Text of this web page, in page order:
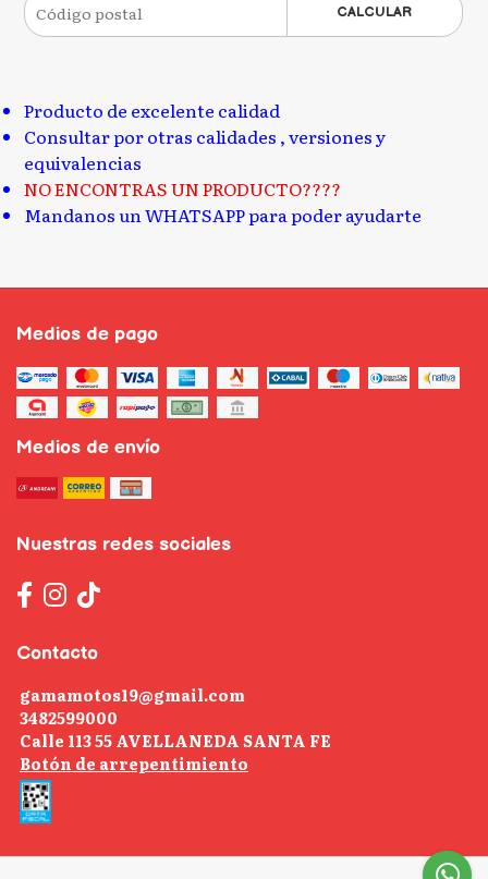
CALCULAR
Producto de excelente calidad
Consultar por otras calidades , versiones y
equivalencias
NO ENCONTRAS UN PRODUCTO????
Mandanos un WHATSAPP para poder ayudarte
Medios de pago
Medios de envío
Nuestras redes sociales
Contacto
gamamotos19@gmail.com
3482599000
Calle 113 55 AVELLANEDA SANTA FE
Botón de arrepentimiento